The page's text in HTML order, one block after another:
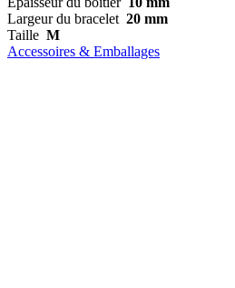
Largeur du bracelet 20 mm
Taille M
Accessoires & Emballages